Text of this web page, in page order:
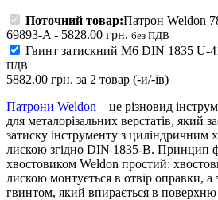
Поточний товар:Патрон Weldon
69893-A - 5828.00 грн. без ПДВ
Гвинт затискний M6 DIN 1835 U-
ПДВ
5882.00 грн. за 2 товар (-и/-ів)
Патрони Weldon – це різновид
для металорізальних верстатів, який
затиску інструменту з циліндричним
лискою згідно DIN 1835-B. Принцип
хвостовиком Weldon простий:
лискою монтується в отвір оправки, а
гвинтом, який впирається в